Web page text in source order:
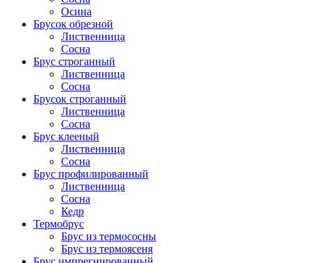
Осина
Брусок обрезной
Лиственница
Сосна
Брус строганный
Лиственница
Сосна
Брусок строганный
Лиственница
Сосна
Брус клееный
Лиственница
Сосна
Брус профилированный
Лиственница
Сосна
Кедр
Термобрус
Брус из термососны
Брус из термоясеня